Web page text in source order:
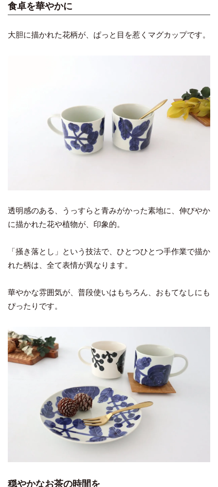
食卓を華やかに
大胆に描かれた花柄が、ぱっと目を惹くマグカップです。
透明感のある、うっすらと青みがかった素地に、伸びやか
に描かれた花や植物が、印象的。
「掻き落とし」という技法で、ひとつひとつ手作業で描か
れた柄は、全て表情が異なります。
華やかな雰囲気が、普段使いはもちろん、おもてなしにも
ぴったりです。
穏やかなお茶の時間を